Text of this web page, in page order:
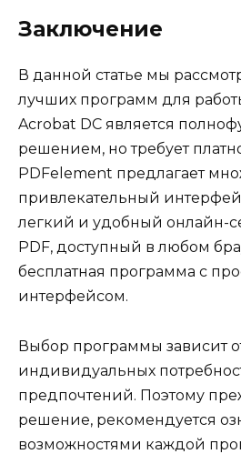
Заключение
В данной статье мы
лучших программ для
Acrobat DC является
решением, но требует
PDFelement предлагает
привлекательный
легкий и удобный онлайн-
PDF, доступный в любом
бесплатная программа с
интерфейсом.
Выбор программы зависит
индивидуальных
предпочтений. Поэтому
решение, рекомендуется
возможностями каждой